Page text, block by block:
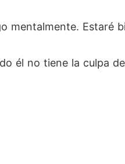
mentalmente. Estaré
él no tiene la culpa